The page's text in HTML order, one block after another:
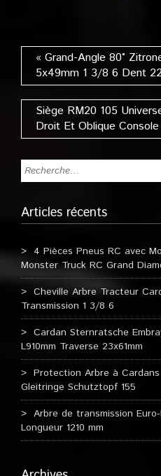
« Grand-Angle 80°
5x49mm 1 3/8 6 Dent
Siège RM20 105
Droit Et Oblique
Articles récents
4 Pièces Pneus RC avec
Monster Truck RC Grand
Cheville Arbre Tracteur
Transmission 1 3/8 6
Cardan Sternratsche
L910mm Traverse 23x61mm
Protection Arbre à
Gleitringe Schutztopf 155
Arbre de transmission
Longueur 1210 mm